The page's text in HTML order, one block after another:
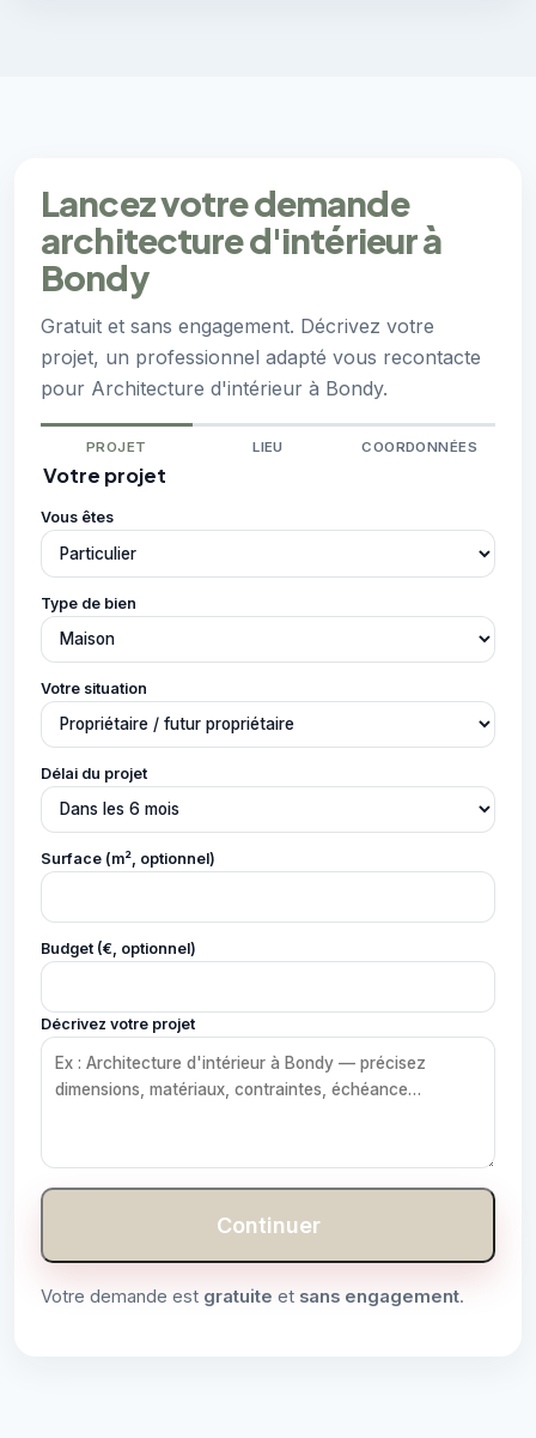
Lancez votre demande
architecture d'intérieur à
Bondy
Gratuit et sans engagement. Décrivez votre
projet, un professionnel adapté vous recontacte
pour Architecture d'intérieur à Bondy.
PROJET LIEU COORDONNÉES
Votre projet
Vous êtes
Type de bien
Votre situation
Délai du projet
Surface (m², optionnel)
Budget (€, optionnel)
Décrivez votre projet
Continuer
Votre demande est gratuite et sans engagement.